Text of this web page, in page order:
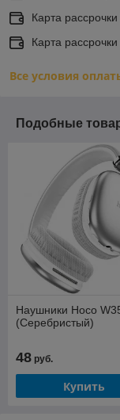
Карта
Карта
Все условия
Подобные
Наушники Hoco
(Серебристый)
48 руб.
Купить